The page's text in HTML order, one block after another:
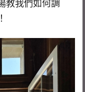
教我們如何調